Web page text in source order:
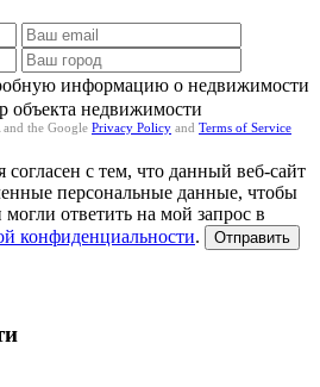
информацию о недвижимости
объекта недвижимости
the Google Privacy Policy and Terms of Service
с тем, что данный веб-сайт
персональные данные, чтобы
ответить на мой запрос в
конфиденциальности. Отправить